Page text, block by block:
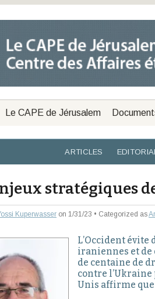
Le CAPE de Jérusalem
ARTICLES
stratégiques
Kuperwasser on 1/31/23 • Categorized as
L’Occident évite
iraniennes et
de centaine de
contre l’Ukraine
Unis affirme que